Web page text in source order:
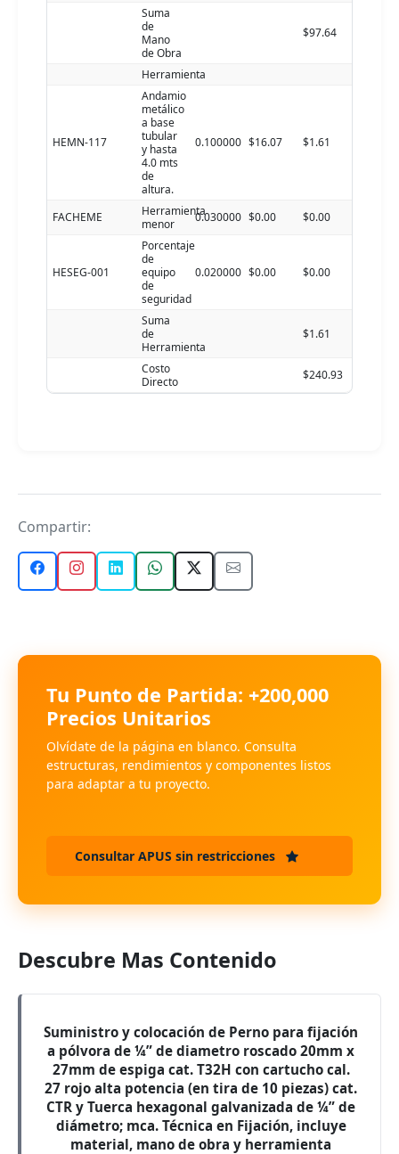
Suma
de
Mano
de Obra
$97.64
Herramienta
HEMN-117
Andamio
metálico
a base
tubular
y hasta
4.0 mts
de
altura.
0.100000 $16.07 $1.61
FACHEME
Herramienta
menor
0.030000 $0.00 $0.00
HESEG-001
Porcentaje
de
equipo
de
seguridad
0.020000 $0.00 $0.00
Suma
de
Herramienta
$1.61
Costo
Directo
$240.93
Compartir:
Tu Punto de Partida: +200,000
Precios Unitarios
Olvídate de la página en blanco. Consulta
estructuras, rendimientos y componentes listos
para adaptar a tu proyecto.
Consultar APUS sin restricciones
Descubre Mas Contenido
Suministro y colocación de Perno para fijación
a pólvora de ¼” de diametro roscado 20mm x
27mm de espiga cat. T32H con cartucho cal.
27 rojo alta potencia (en tira de 10 piezas) cat.
CTR y Tuerca hexagonal galvanizada de ¼” de
diámetro; mca. Técnica en Fijación, incluye
material, mano de obra y herramienta